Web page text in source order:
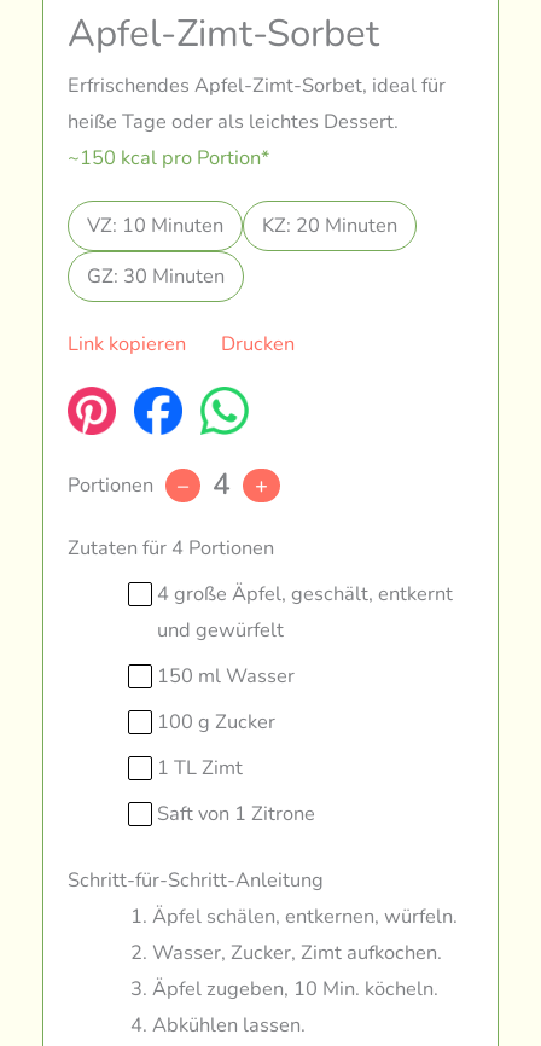
Apfel-Zimt-Sorbet
Erfrischendes Apfel-Zimt-Sorbet, ideal für
heiße Tage oder als leichtes Dessert.
~150 kcal pro Portion*
VZ: 10 Minuten
KZ: 20 Minuten
GZ: 30 Minuten
Link kopieren Drucken
Portionen – 4 +
Zutaten für 4 Portionen
4 große Äpfel, geschält, entkernt
und gewürfelt
150 ml Wasser
100 g Zucker
1 TL Zimt
Saft von 1 Zitrone
Schritt-für-Schritt-Anleitung
Äpfel schälen, entkernen, würfeln.
Wasser, Zucker, Zimt aufkochen.
Äpfel zugeben, 10 Min. köcheln.
Abkühlen lassen.